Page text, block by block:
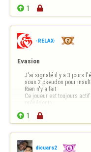
 1 
-RELAX-
Evasion
J'ai signalé il y a 3 jours
sous 2 pseudos pour
Rien n'y a fait
Ce joueur est toujours
précédents.
de fait.
FLY dites nous si
 1 
dicuars2